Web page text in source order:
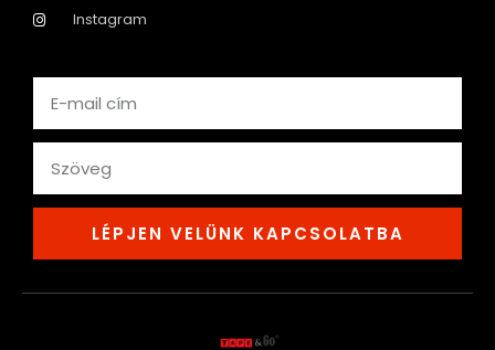
Instagram
LÉPJEN VELÜNK KAPCSOLATBA